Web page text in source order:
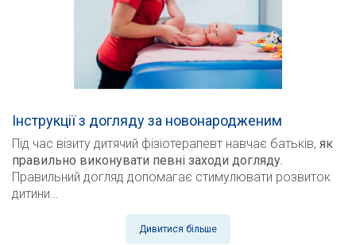
Інструкції з догляду за новонародженим
Під час візиту дитячий фізіотерапевт навчає батьків, як
правильно виконувати певні заходи догляду.
Правильний догляд допомагає стимулювати розвиток
дитини…
Дивитися більше